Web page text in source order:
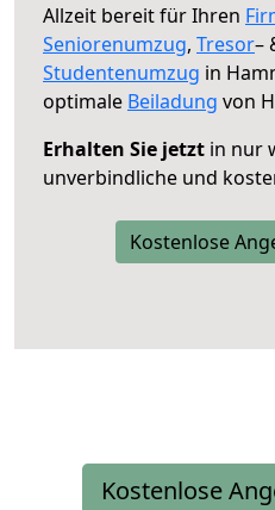
Allzeit bereit für Ihren
Seniorenumzug, Tresor–
Studentenumzug in
optimale Beiladung von
Erhalten Sie jetzt in nur
unverbindliche und
Kostenlose
Kostenlose